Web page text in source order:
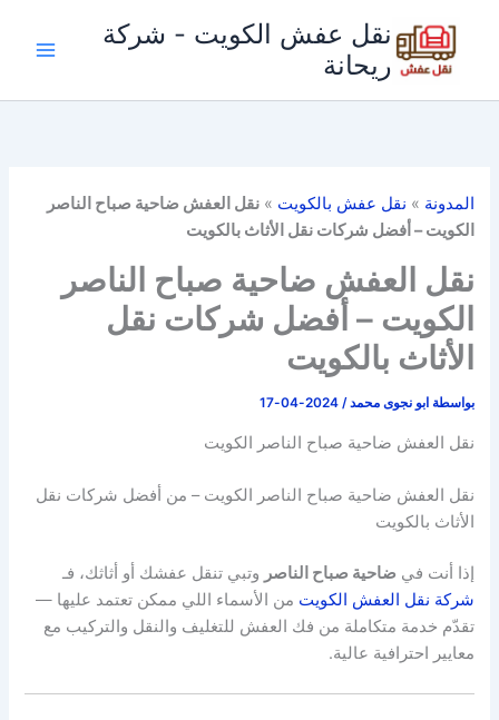
المحتوى
نقل عفش الكويت - شركة
ريحانة
المدونة » نقل عفش بالكويت »نقل العفش ضاحية صباح الناصر
الكويت – أفضل شركات نقل الأثاث بالكويت
نقل العفش ضاحية صباح الناصر
الكويت – أفضل شركات نقل
الأثاث بالكويت
بواسطة ابو نجوى محمد/
2024-04-17
نقل العفش ضاحية صباح الناصر الكويت
نقل العفش ضاحية صباح الناصر الكويت – من أفضل شركات نقل
الأثاث بالكويت
إذا أنت في ضاحية صباح الناصر وتبي تنقل عفشك أو أثاثك، فـ
شركة نقل العفش الكويت من الأسماء اللي ممكن تعتمد عليها —
تقدّم خدمة متكاملة من فك العفش للتغليف والنقل والتركيب مع
معايير احترافية عالية.